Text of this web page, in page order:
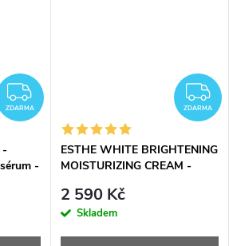
ZDARMA
ZDARMA
-
-
ZDARMA
ESTHE WHITE BRIGHTENING
MOISTURIZING CREAM -
restrukturalizační krém - 50
ml
2 590 Kč
Skladem